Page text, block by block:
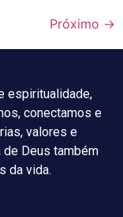
Próximo →
espiritualidade,
conectamos e
valores e
Deus também
da vida.